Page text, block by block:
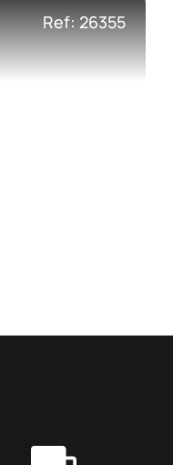
Ref: 26355